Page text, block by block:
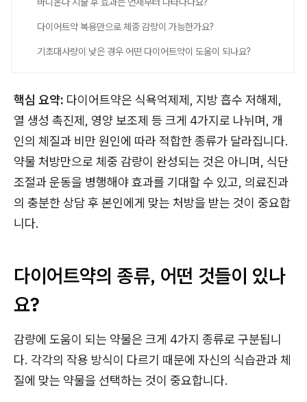
다이어트약 복용만으로 체중 감량이 가능한가요?
기초대사량이 낮은 경우 어떤 다이어트약이 도움이 되나요?
핵심 요약: 다이어트약은 식욕억제제, 지방 흡수 저해제,
열 생성 촉진제, 영양 보조제 등 크게 4가지로 나뉘며, 개
인의 체질과 비만 원인에 따라 적합한 종류가 달라집니다.
약물 처방만으로 체중 감량이 완성되는 것은 아니며, 식단
조절과 운동을 병행해야 효과를 기대할 수 있고, 의료진과
의 충분한 상담 후 본인에게 맞는 처방을 받는 것이 중요합
니다.
다이어트약의 종류, 어떤 것들이 있나
요?
감량에 도움이 되는 약물은 크게 4가지 종류로 구분됩니
다. 각각의 작용 방식이 다르기 때문에 자신의 식습관과 체
질에 맞는 약물을 선택하는 것이 중요합니다.